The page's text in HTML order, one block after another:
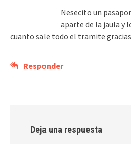
Nesecito un
aparte de la jaula y
cuanto sale todo el tramite gracias
Responder
Deja una respuesta